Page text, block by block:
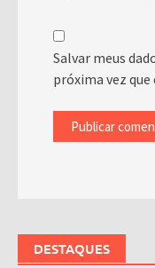
Salvar meus
próxima vez
DESTAQUES